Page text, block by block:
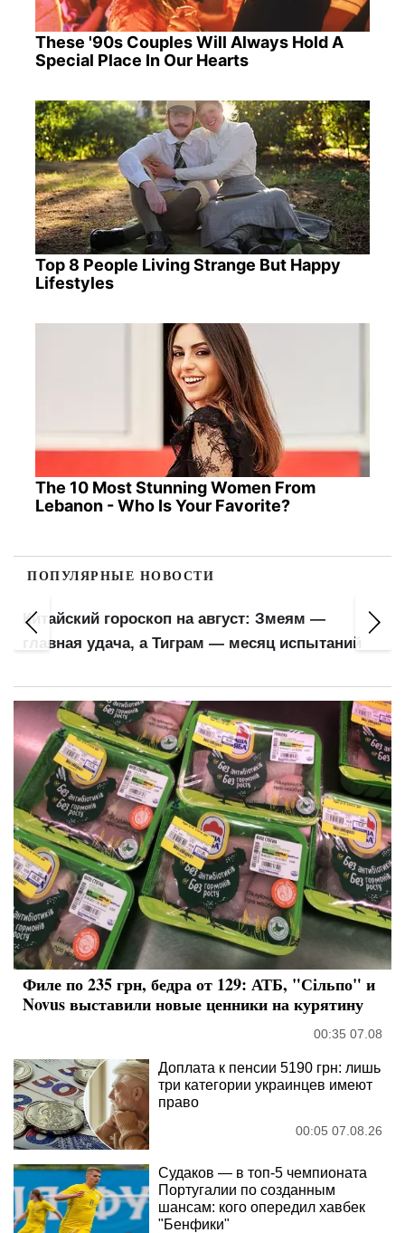
These '90s Couples Will Always Hold A
Special Place In Our Hearts
Top 8 People Living Strange But Happy
Lifestyles
The 10 Most Stunning Women From
Lebanon - Who Is Your Favorite?
ПОПУЛЯРНЫЕ НОВОСТИ
Китайский гороскоп на август: Змеям —
главная удача, а Тиграм — месяц испытаний
Филе по 235 грн, бедра от 129: АТБ, "Сільпо" и
Novus выставили новые ценники на курятину
00:35 07.08
Доплата к пенсии 5190 грн: лишь
три категории украинцев имеют
право
00:05 07.08.26
Судаков — в топ-5 чемпионата
Португалии по созданным
шансам: кого опередил хавбек
"Бенфики"